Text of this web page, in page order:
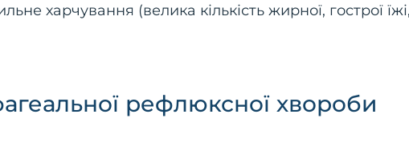
харчування (велика кількість жирної, гострої їжі,
рефлюксної хвороби